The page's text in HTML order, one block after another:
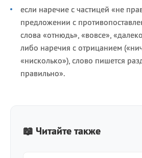
если наречие с частицей «не
предложении с
слова «отнюдь», «вовсе»,
либо наречия с отрицанием
«нисколько»), слово пишется
правильно».
📖 Читайте также